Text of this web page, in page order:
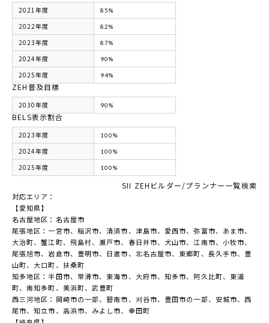
2021年度 85%
2022年度 82%
2023年度 87%
2024年度 90%
2025年度 94%
ZEH普及目標
2030年度 90%
BELS表示割合
2023年度 100%
2024年度 100%
2025年度 100%
SII ZEHビルダー/プランナー一覧検索
対応エリア：
【愛知県】
名古屋地区：名古屋市
尾張地区：一宮市、稲沢市、清須市、津島市、愛西市、弥富市、あま市、
大治町、蟹江町、飛島村、瀬戸市、春日井市、犬山市、江南市、小牧市、
尾張旭市、岩倉市、豊明市、日進市、北名古屋市、東郷町、長久手市、豊
山町、大口町、扶桑町
知多地区：半田市、常滑市、東海市、大府市、知多市、阿久比町、東浦
町、南知多町、美浜町、武豊町
西三河地区：岡崎市の一部、碧南市、刈谷市、豊田市の一部、安城市、西
尾市、知立市、高浜市、みよし市、幸田町